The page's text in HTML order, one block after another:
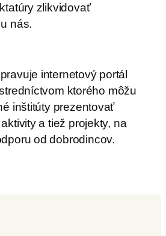
zlikvidovať
nás.
internetový portál
ktorého môžu
inštitúty prezentovať
a tiež projekty, na
od dobrodincov.